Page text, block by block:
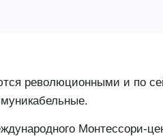
революционными и по
Монтессори-